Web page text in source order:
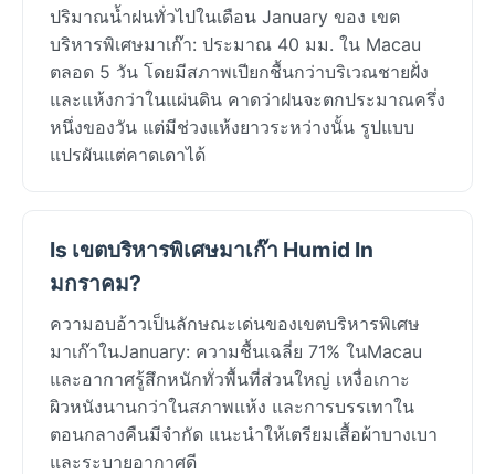
ปริมาณน้ำฝนทั่วไปในเดือน January ของ เขต
บริหารพิเศษมาเก๊า: ประมาณ 40 มม. ใน Macau
ตลอด 5 วัน โดยมีสภาพเปียกชื้นกว่าบริเวณชายฝั่ง
และแห้งกว่าในแผ่นดิน คาดว่าฝนจะตกประมาณครึ่ง
หนึ่งของวัน แต่มีช่วงแห้งยาวระหว่างนั้น รูปแบบ
แปรผันแต่คาดเดาได้
Is เขตบริหารพิเศษมาเก๊า Humid In
มกราคม?
ความอบอ้าวเป็นลักษณะเด่นของเขตบริหารพิเศษ
มาเก๊าในJanuary: ความชื้นเฉลี่ย 71% ในMacau
และอากาศรู้สึกหนักทั่วพื้นที่ส่วนใหญ่ เหงื่อเกาะ
ผิวหนังนานกว่าในสภาพแห้ง และการบรรเทาใน
ตอนกลางคืนมีจำกัด แนะนำให้เตรียมเสื้อผ้าบางเบา
และระบายอากาศดี